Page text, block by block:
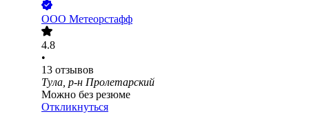
ООО Метеорстафф
4.8
•
13 отзывов
Тула, р-н Пролетарский
Можно без резюме
Откликнуться